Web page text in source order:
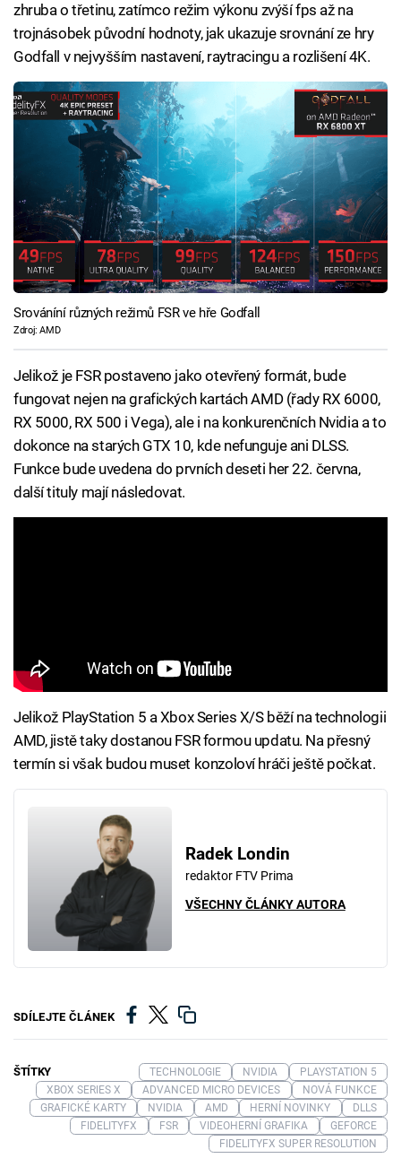
zhruba o třetinu, zatímco režim výkonu zvýší fps až na
trojnásobek původní hodnoty, jak ukazuje srovnání ze hry
Godfall v nejvyšším nastavení, raytracingu a rozlišení 4K.
Srováníní různých režimů FSR ve hře Godfall
Zdroj: AMD
Jelikož je FSR postaveno jako otevřený formát, bude
fungovat nejen na grafických kartách AMD (řady RX 6000,
RX 5000, RX 500 i Vega), ale i na konkurenčních Nvidia a to
dokonce na starých GTX 10, kde nefunguje ani DLSS.
Funkce bude uvedena do prvních deseti her 22. června,
další tituly mají následovat.
Jelikož PlayStation 5 a Xbox Series X/S běží na technologii
AMD, jistě taky dostanou FSR formou updatu. Na přesný
termín si však budou muset konzoloví hráči ještě počkat.
Radek Londin
redaktor FTV Prima
VŠECHNY ČLÁNKY AUTORA
SDÍLEJTE ČLÁNEK
ŠTÍTKY TECHNOLOGIE NVIDIA
PLAYSTATION 5
XBOX SERIES X
ADVANCED MICRO DEVICES
NOVÁ FUNKCE
GRAFICKÉ KARTY
NVIDIA AMD HERNÍ NOVINKY
DLLS
FIDELITYFX
FSR VIDEOHERNÍ GRAFIKA
GEFORCE
FIDELITYFX SUPER RESOLUTION